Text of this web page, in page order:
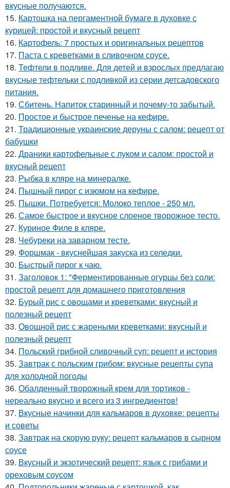
вкусные получаются.
15. Картошка на пергаментной бумаге в духовке с
курицей: простой и вкусный рецепт
16. Картофель: 7 простых и оригинальных рецептов
17. Паста с креветками в сливочном соусе.
18. Тефтели в подливе. Для детей и взрослых предлагаю
вкусные тефтельки с подливкой из серии детсадовского
питания.
19. Сбитень. Напиток старинный и почему-то забытый.
20. Простое и быстрое печенье на кефире.
21. Традиционные украинские деруны с салом: рецепт от
бабушки
22. Драники картофельные с луком и салом: простой и
вкусный рецепт
23. Рыбка в кляре на минералке.
24. Пышный пирог с изюмом на кефире.
25. Пышки. Потребуется: Молоко теплое - 250 мл.
26. Самое быстрое и вкусное слоеное творожное тесто.
27. Куриное Филе в кляре.
28. Чебуреки на заварном тесте.
29. Форшмак - вкуснейшая закуска из селедки.
30. Быстрый пирог к чаю.
31. Заголовок 1: "Ферментированные огурцы без соли:
простой рецепт для домашнего приготовления
32. Бурый рис с овощами и креветками: вкусный и
полезный рецепт
33. Овощной рис с жареными креветками: вкусный и
полезный рецепт
34. Польский грибной сливочный суп: рецепт и история
35. Завтрак с польским грибом: вкусные рецепты супа
для холодной погоды
36. Обалденный творожный крем для тортиков -
нереально вкусно и всего из 3 ингредиентов!
37. Вкусные начинки для кальмаров в духовке: рецепты
и советы
38. Завтрак на скорую руку: рецепт кальмаров в сырном
соусе
39. Вкусный и экзотический рецепт: язык с грибами и
ореховым соусом